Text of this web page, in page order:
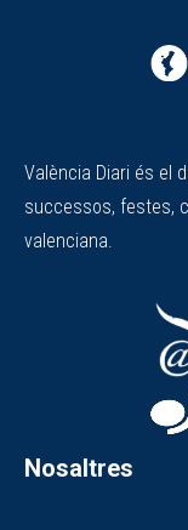
València Diari és el
successos, festes,
valenciana.
Nosaltres